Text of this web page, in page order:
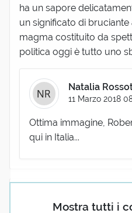
Mostra tutti i
ha un sapore
un significato di
magma costituito da
politica oggi è tutto uno
Natalia
11 Marzo 2018
Ottima immagine,
qui in Italia...
11 Marzo 2018